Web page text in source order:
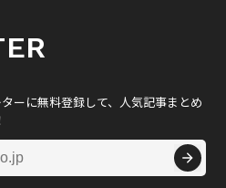
ーに無料登録して、人気記事まとめ